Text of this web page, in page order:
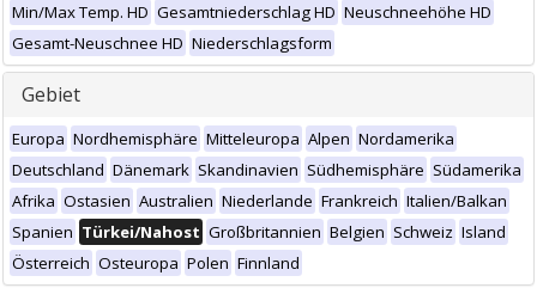
Min/Max Temp. HD Gesamtniederschlag HD Neuschneehöhe HD
Gesamt-Neuschnee HD Niederschlagsform
Gebiet
Europa Nordhemisphäre Mitteleuropa Alpen Nordamerika
Deutschland Dänemark Skandinavien Südhemisphäre Südamerika
Afrika Ostasien Australien Niederlande Frankreich Italien/Balkan
Spanien Türkei/Nahost Großbritannien Belgien Schweiz Island
Österreich Osteuropa Polen Finnland